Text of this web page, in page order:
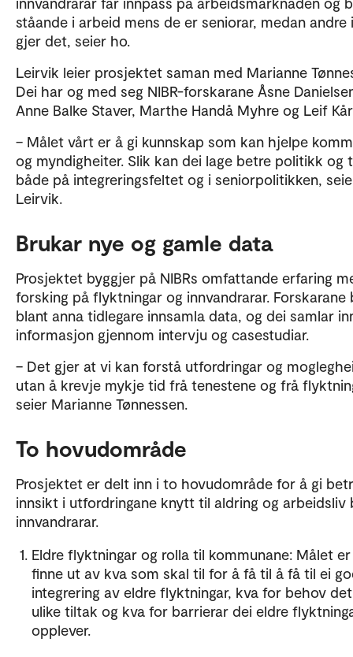
ståande i arbeid mens de er seniorar, medan andre
gjer det, seier ho.
Leirvik leier prosjektet saman med Marianne
Dei har og med seg NIBR-forskarane Åsne
Anne Balke Staver, Marthe Handå Myhre og Leif
– Målet vårt er å gi kunnskap som kan hjelpe
og myndigheiter. Slik kan dei lage betre politikk og
både på integreringsfeltet og i seniorpolitikken,
Leirvik.
Brukar nye og gamle data
Prosjektet byggjer på NIBRs omfattande erfaring
forsking på flyktningar og innvandrarar. Forskarane
blant anna tidlegare innsamla data, og dei samlar
informasjon gjennom intervju og casestudiar.
– Det gjer at vi kan forstå utfordringar og
utan å krevje mykje tid frå tenestene og frå
seier Marianne Tønnessen.
To hovudområde
Prosjektet er delt inn i to hovudområde for å gi
innsikt i utfordringane knytt til aldring og arbeidsliv
innvandrarar.
Eldre flyktningar og rolla til kommunane: Målet
finne ut av kva som skal til for å få til å få til ei
integrering av eldre flyktningar, kva for behov
ulike tiltak og kva for barrierar dei eldre
opplever.